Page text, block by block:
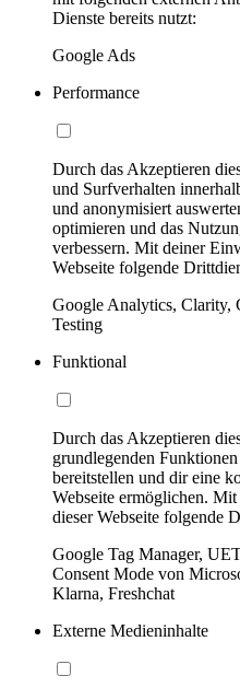
Dienste bereits nutzt:
Google Ads
Performance
Durch das Akzeptieren
und Surfverhalten
und anonymisiert
optimieren und das
verbessern. Mit deiner
Webseite folgende
Google Analytics, Clarity,
Testing
Funktional
Durch das Akzeptieren
grundlegenden
bereitstellen und dir eine
Webseite ermöglichen.
dieser Webseite folgende
Google Tag Manager,
Consent Mode von
Klarna, Freshchat
Externe Medieninhalte